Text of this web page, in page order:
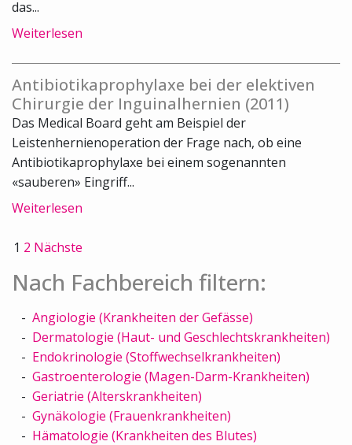
das...
Weiterlesen
Antibiotikaprophylaxe bei der elektiven
Chirurgie der Inguinalhernien (2011)
Das Medical Board geht am Beispiel der
Leistenhernienoperation der Frage nach, ob eine
Antibiotikaprophylaxe bei einem sogenannten
«sauberen» Eingriff...
Weiterlesen
1 2 Nächste
Nach Fachbereich filtern:
Angiologie (Krankheiten der Gefässe)
Dermatologie (Haut- und Geschlechtskrankheiten)
Endokrinologie (Stoffwechselkrankheiten)
Gastroenterologie (Magen-Darm-Krankheiten)
Geriatrie (Alterskrankheiten)
Gynäkologie (Frauenkrankheiten)
Hämatologie (Krankheiten des Blutes)